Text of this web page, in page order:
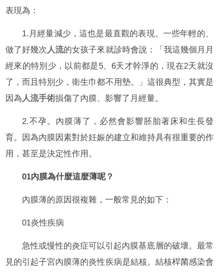
表現為：
1.月經量減少，這也是最直觀的表現。一些年輕的、
做了好幾次人流的女孩子來就診時會說：「我這幾個月月
經來的特別少，以前都是5、6天才幹淨的，現在2天就沒
了，而且特別少，衛生巾都不用墊。」這很典型，其實是
因為人流手術損傷了內膜、影響了月經量。
2.不孕。內膜薄了，必然會影響胚胎著床和生長發
育。因為內膜因素對於妊娠的建立和維持具有很重要的作
用，甚至是決定性作用。
01內膜為什麼這麼薄呢？
內膜薄的原因很複雜，一般常見的如下：
01炎性疾病
急性或慢性的炎症可以引起內膜基底層的破壞。最常
見的引起子宮內膜薄的炎性疾病是結核。結核桿菌感染會